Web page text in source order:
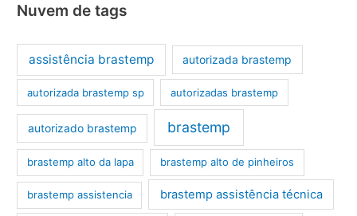
Nuvem de tags
assistência brastemp autorizada brastemp
autorizada brastemp sp autorizadas brastemp
autorizado brastemp brastemp
brastemp alto da lapa brastemp alto de pinheiros
brastemp assistencia brastemp assistência técnica